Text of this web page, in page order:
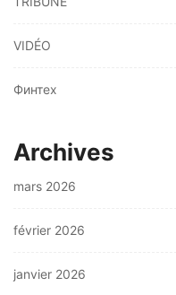
VIDÉO
Финтех
Archives
mars 2026
février 2026
janvier 2026